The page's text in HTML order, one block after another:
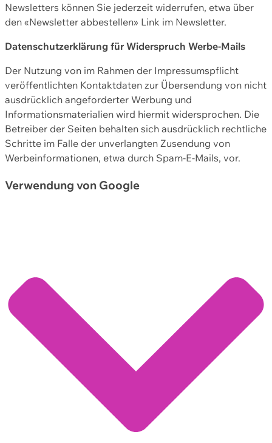
Newsletters können Sie jederzeit widerrufen, etwa über
den «Newsletter abbestellen» Link im Newsletter.
Datenschutzerklärung für Widerspruch Werbe-Mails
Der Nutzung von im Rahmen der Impressumspflicht
veröffentlichten Kontaktdaten zur Übersendung von nicht
ausdrücklich angeforderter Werbung und
Informationsmaterialien wird hiermit widersprochen. Die
Betreiber der Seiten behalten sich ausdrücklich rechtliche
Schritte im Falle der unverlangten Zusendung von
Werbeinformationen, etwa durch Spam-E-Mails, vor.
Verwendung von Google